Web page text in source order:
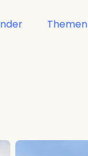
Themen